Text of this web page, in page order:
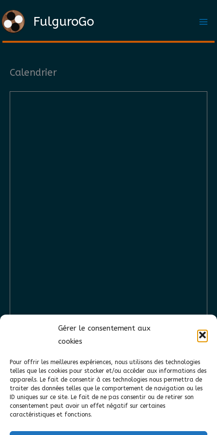
Gérer le consentement aux
cookies
Pour offrir les meilleures expériences, nous utilisons des technologies
telles que les cookies pour stocker et/ou accéder aux informations des
appareils. Le fait de consentir à ces technologies nous permettra de
traiter des données telles que le comportement de navigation ou les
ID uniques sur ce site. Le fait de ne pas consentir ou de retirer son
consentement peut avoir un effet négatif sur certaines
caractéristiques et fonctions.
Aller
au
contenu
FulguroGo
Calendrier